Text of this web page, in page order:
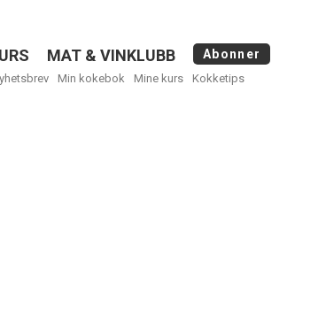
MAT & VINKLUBB Abonner
Min kokebok Mine kurs Kokketips